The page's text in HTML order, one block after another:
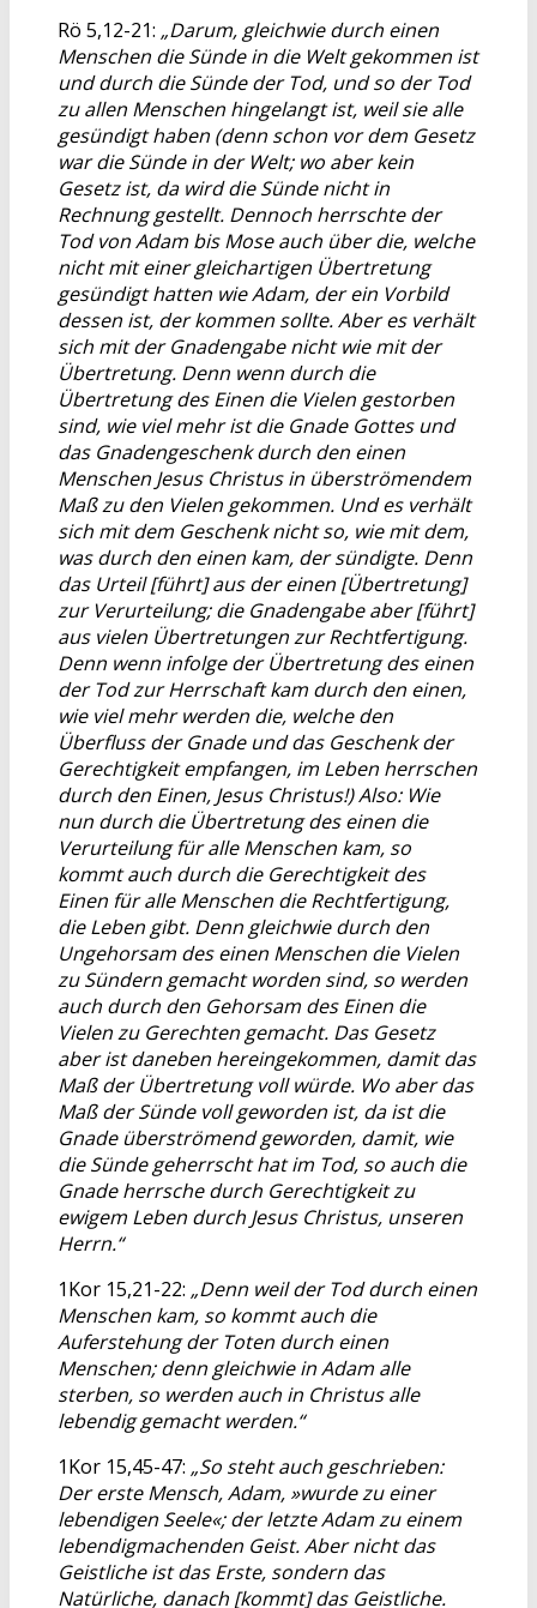
Rö 5,12-21: „Darum, gleichwie durch einen
Menschen die Sünde in die Welt gekommen ist
und durch die Sünde der Tod, und so der Tod
zu allen Menschen hingelangt ist, weil sie alle
gesündigt haben (denn schon vor dem Gesetz
war die Sünde in der Welt; wo aber kein
Gesetz ist, da wird die Sünde nicht in
Rechnung gestellt. Dennoch herrschte der
Tod von Adam bis Mose auch über die, welche
nicht mit einer gleichartigen Übertretung
gesündigt hatten wie Adam, der ein Vorbild
dessen ist, der kommen sollte. Aber es verhält
sich mit der Gnadengabe nicht wie mit der
Übertretung. Denn wenn durch die
Übertretung des Einen die Vielen gestorben
sind, wie viel mehr ist die Gnade Gottes und
das Gnadengeschenk durch den einen
Menschen Jesus Christus in überströmendem
Maß zu den Vielen gekommen. Und es verhält
sich mit dem Geschenk nicht so, wie mit dem,
was durch den einen kam, der sündigte. Denn
das Urteil [führt] aus der einen [Übertretung]
zur Verurteilung; die Gnadengabe aber [führt]
aus vielen Übertretungen zur Rechtfertigung.
Denn wenn infolge der Übertretung des einen
der Tod zur Herrschaft kam durch den einen,
wie viel mehr werden die, welche den
Überfluss der Gnade und das Geschenk der
Gerechtigkeit empfangen, im Leben herrschen
durch den Einen, Jesus Christus!) Also: Wie
nun durch die Übertretung des einen die
Verurteilung für alle Menschen kam, so
kommt auch durch die Gerechtigkeit des
Einen für alle Menschen die Rechtfertigung,
die Leben gibt. Denn gleichwie durch den
Ungehorsam des einen Menschen die Vielen
zu Sündern gemacht worden sind, so werden
auch durch den Gehorsam des Einen die
Vielen zu Gerechten gemacht. Das Gesetz
aber ist daneben hereingekommen, damit das
Maß der Übertretung voll würde. Wo aber das
Maß der Sünde voll geworden ist, da ist die
Gnade überströmend geworden, damit, wie
die Sünde geherrscht hat im Tod, so auch die
Gnade herrsche durch Gerechtigkeit zu
ewigem Leben durch Jesus Christus, unseren
Herrn.“
1Kor 15,21-22: „Denn weil der Tod durch einen
Menschen kam, so kommt auch die
Auferstehung der Toten durch einen
Menschen; denn gleichwie in Adam alle
sterben, so werden auch in Christus alle
lebendig gemacht werden.“
1Kor 15,45-47: „So steht auch geschrieben:
Der erste Mensch, Adam, »wurde zu einer
lebendigen Seele«; der letzte Adam zu einem
lebendigmachenden Geist. Aber nicht das
Geistliche ist das Erste, sondern das
Natürliche, danach [kommt] das Geistliche.